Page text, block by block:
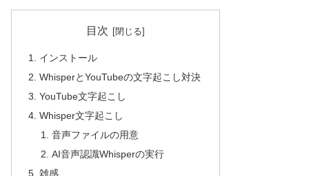
目次
インストール
WhisperとYouTubeの文字起こし対決
YouTube文字起こし
Whisper文字起こし
音声ファイルの用意
AI音声認識Whisperの実行
雑感